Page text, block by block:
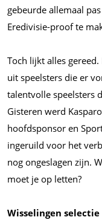
gebeurde allemaal
Eredivisie-proof te
Toch lijkt alles
uit speelsters die er
talentvolle speelsters
Gisteren werd
hoofdsponsor en
ingeruild voor het
nog ongeslagen zijn.
moet je op letten?
Wisselingen selectie